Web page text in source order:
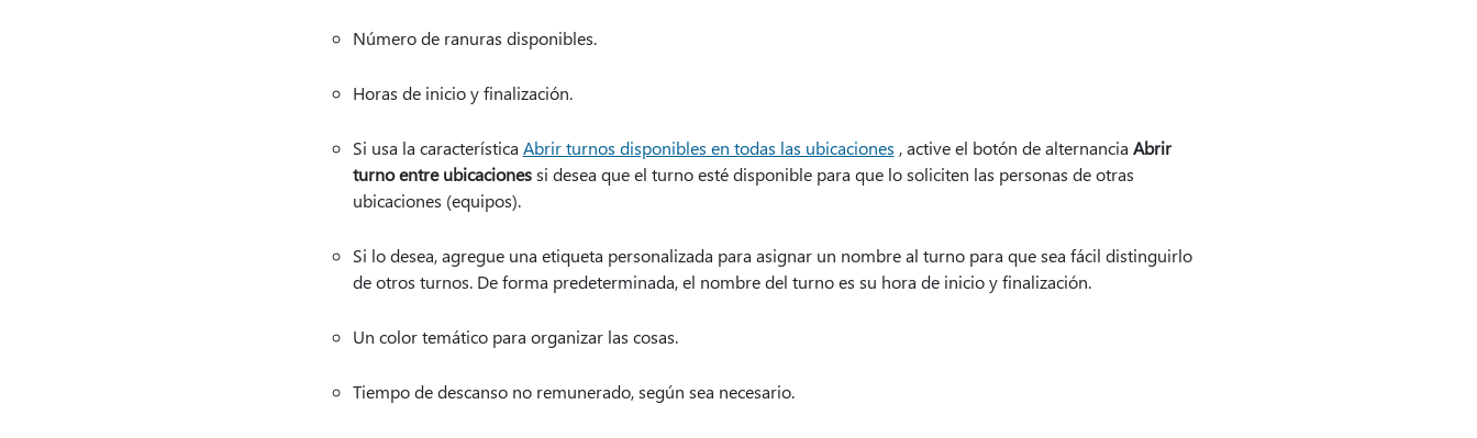
Número de ranuras disponibles.
Horas de inicio y finalización.
Si usa la característica Abrir turnos disponibles en todas las ubicaciones , active el botón de alternancia Abrir
turno entre ubicacionessi desea que el turno esté disponible para que lo soliciten las personas de otras
ubicaciones (equipos).
Si lo desea, agregue una etiqueta personalizada para asignar un nombre al turno para que sea fácil distinguirlo
de otros turnos. De forma predeterminada, el nombre del turno es su hora de inicio y finalización.
Un color temático para organizar las cosas.
Tiempo de descanso no remunerado, según sea necesario.